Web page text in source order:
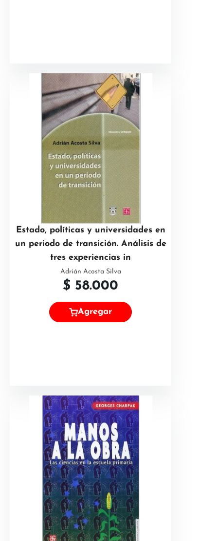
Estado, políticas y universidades en
un periodo de transición. Análisis de
tres experiencias in
Adrián Acosta Silva
$ 58.000
Agregar